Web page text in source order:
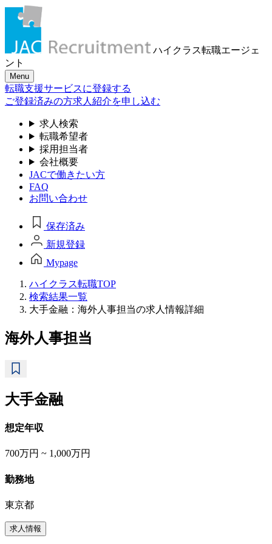
ハイクラス転職エージェ
ント
Menu
転職支援サービスに登録する
ご登録済みの方求人紹介を申し込む
求人検索
転職希望者
採用担当者
会社概要
JACで働きたい方
FAQ
お問い合わせ
保存済み
新規登録
Mypage
ハイクラス転職TOP
検索結果一覧
大手金融：海外人事担当の求人情報詳細
海外人事担当
大手金融
想定年収
700万円 ~ 1,000万円
勤務地
東京都
求人情報